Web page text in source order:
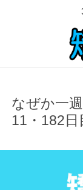
なぜか一
11・182日